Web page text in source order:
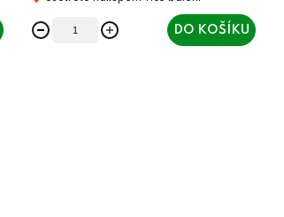
DO KOŠÍKU